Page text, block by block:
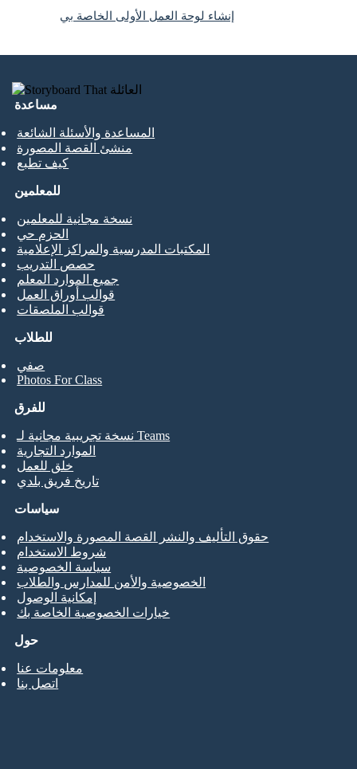
إنشاء لوحة العمل الأولى الخاصة بي
مساعدة
المساعدة والأسئلة الشائعة
منشئ القصة المصورة
كيف تطبع
للطلاب
صفي
Photos For Class
للمعلمين
نسخة مجانية للمعلمين
الحزم حي
المكتبات المدرسية والمراكز الإعلامية
حصص التدريب
جميع الموارد المعلم
قوالب أوراق العمل
قوالب الملصقات
للفرق
نسخة تجريبية مجانية لـ Teams
الموارد التجارية
خلق للعمل
تاريخ فريق بلدي
حول
معلومات عنا
اتصل بنا
سياسات
حقوق التأليف والنشر القصة المصورة والاستخدام
شروط الاستخدام
سياسة الخصوصية
الخصوصية والأمن للمدارس والطلاب
إمكانية الوصول
خيارات الخصوصية الخاصة بك